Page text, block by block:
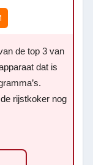
de top 3 van
dat is
rijstkoker nog